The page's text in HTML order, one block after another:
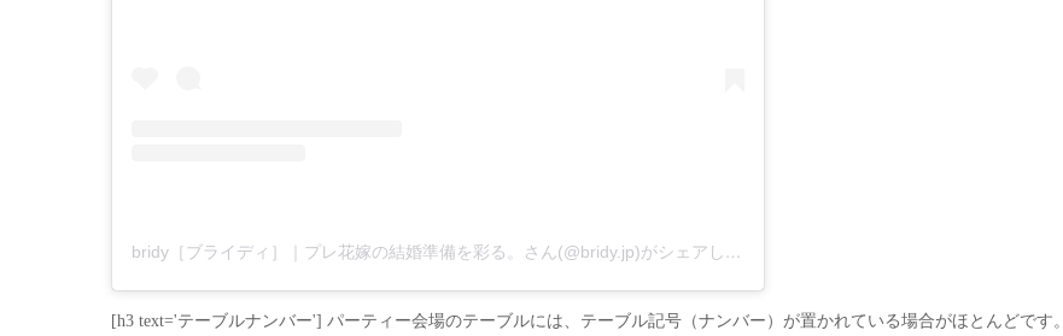
bridy［ブライディ］｜プレ花嫁の結婚準備を彩る。さん(@bridy.jp)がシェアした投稿
[h3 text='テーブルナンバー'] パーティー会場のテーブルには、テーブル記号（ナンバー）が置かれている場合がほとんどです。